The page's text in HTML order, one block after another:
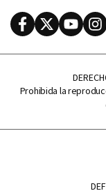
FacebookTwitter
Prohibida la